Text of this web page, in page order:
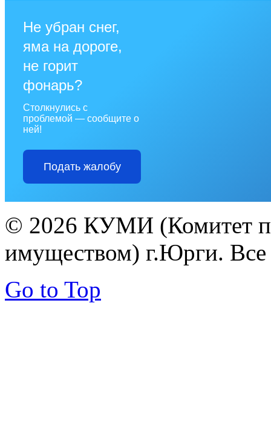
Не убран снег,
яма на дороге,
не горит
фонарь?
Столкнулись с
проблемой — сообщите о
ней!
Подать жалобу
© 2026 КУМИ (Комитет
имуществом) г.Юрги.
Go to Top